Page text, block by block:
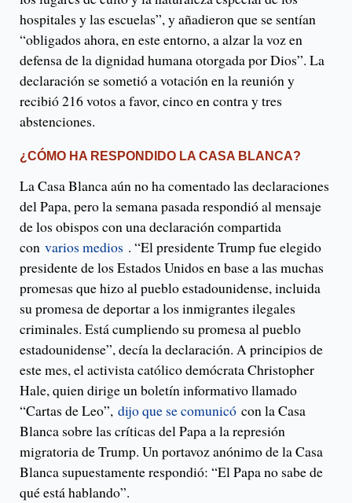
hospitales y las escuelas”, y añadieron que se sentían
“obligados ahora, en este entorno, a alzar la voz en
defensa de la dignidad humana otorgada por Dios”. La
declaración se sometió a votación en la reunión y
recibió 216 votos a favor, cinco en contra y tres
abstenciones.
¿CÓMO HA RESPONDIDO LA CASA BLANCA?
La Casa Blanca aún no ha comentado las declaraciones
del Papa, pero la semana pasada respondió al mensaje
de los obispos con una declaración compartida
con varios medios . “El presidente Trump fue elegido
presidente de los Estados Unidos en base a las muchas
promesas que hizo al pueblo estadounidense, incluida
su promesa de deportar a los inmigrantes ilegales
criminales. Está cumpliendo su promesa al pueblo
estadounidense”, decía la declaración. A principios de
este mes, el activista católico demócrata Christopher
Hale, quien dirige un boletín informativo llamado
“Cartas de Leo”, dijo que se comunicó con la Casa
Blanca sobre las críticas del Papa a la represión
migratoria de Trump. Un portavoz anónimo de la Casa
Blanca supuestamente respondió: “El Papa no sabe de
qué está hablando”.